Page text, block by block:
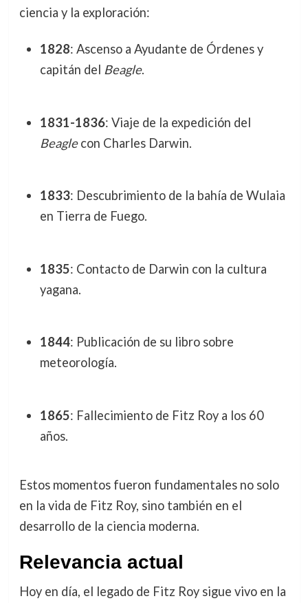
ciencia y la exploración:
1828: Ascenso a Ayudante de Órdenes y
capitán del Beagle.
1831-1836: Viaje de la expedición del
Beaglecon Charles Darwin.
1833: Descubrimiento de la bahía de Wulaia
en Tierra de Fuego.
1835: Contacto de Darwin con la cultura
yagana.
1844: Publicación de su libro sobre
meteorología.
1865: Fallecimiento de Fitz Roy a los 60
años.
Estos momentos fueron fundamentales no solo
en la vida de Fitz Roy, sino también en el
desarrollo de la ciencia moderna.
Relevancia actual
Hoy en día, el legado de Fitz Roy sigue vivo en la